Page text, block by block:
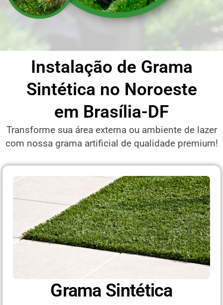
Instalação de Grama
Sintética no Noroeste
em Brasília-DF
Transforme sua área externa ou ambiente de lazer
com nossa grama artificial de qualidade premium!
Grama Sintética